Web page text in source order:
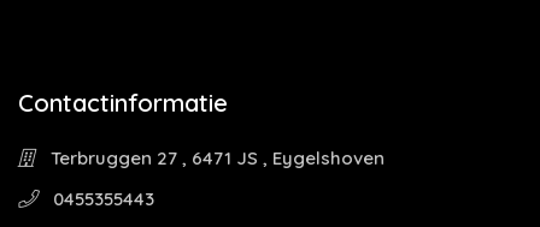
Contactinformatie
Terbruggen 27 , 6471 JS , Eygelshoven
0455355443